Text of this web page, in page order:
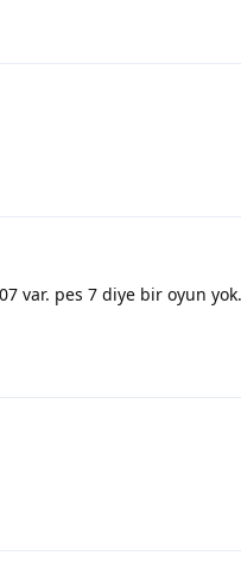
var. pes 7 diye bir oyun